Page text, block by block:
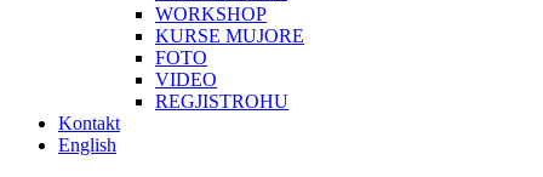
WORKSHOP
KURSE MUJORE
FOTO
VIDEO
REGJISTROHU
Kontakt
English